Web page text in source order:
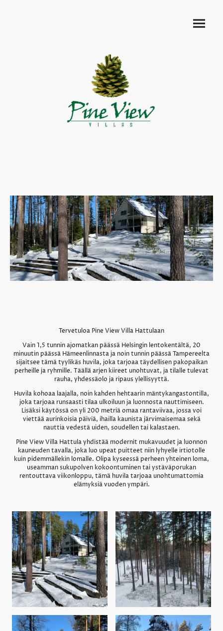
Tervetuloa Pine View Villa Hattulaan
Vain 1,5 tunnin ajomatkan päässä Helsingin lentokentältä, 20
minuutin päässä Hämeenlinnasta ja noin tunnin päässä Tampereelta
sijaitsee tämä tyylikäs huvila, joka tarjoaa täydellisen pakopaikan
perheille ja ryhmille. Täällä arjen kiireet unohtuvat, ja tilalle tulevat
rauha, yhdessäolo ja ripaus ylellisyyttä.
Huvila kohoaa laajalla, noin kahden hehtaarin mäntykangastontilla,
joka tarjoaa runsaasti tilaa ulkoiluun ja luonnosta nauttimiseen.
Lisäksi käytössä on yli 200 metriä omaa rantaviivaa, jossa voi
viettää aurinkoisia päiviä, ihailla kaunista järvimaisemaa sekä
nauttia vedestä uiden, soudellen tai kalastaen.
Pine View Villa Hattula yhdistää modernit mukavuudet ja luonnon
kauneuden tavalla, joka luo upeat puitteet niin lyhyelle irtiotolle
kuin pidemmällekin lomalle. Olipa kyseessä perheen yhteinen loma,
useamman sukupolven kokoontuminen tai ystäväporukan
rentouttava viikonloppu, tämä huvila tarjoaa unohtumattomia
elämyksiä vuoden ympäri.